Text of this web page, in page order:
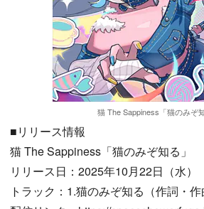
猫 The Sappiness「猫のみぞ
■リリース情報
猫 The Sappiness「猫のみぞ知る」
リリース日：2025年10月22日（水）
トラック：1.猫のみぞ知る（作詞・作